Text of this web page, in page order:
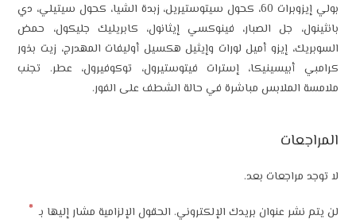
بولي إيزوبرات 60، كحول سيتوستيريل، زبدة الشيا، كحول سيتيلي، دي
بانثينول، جل الصبار، فينوكسي إيثانول، كابريليك جليكول، حمض
السوبريك، إيزو أميل لورات وإيثيل هكسيل أوليفات المهدرج، زيت بذور
كرامبي أبيسينيكا، إسترات فيتوستيرول، توكوفيرول، عطر. تجنب
ملامسة الملابس مباشرة في حالة الشطف على الفور.
المراجعات
لا توجد مراجعات بعد.
لن يتم نشر عنوان بريدك الإلكتروني. الحقول الإلزامية مشار إليها بـ *